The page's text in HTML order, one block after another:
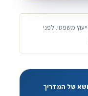
משפטי. לפני